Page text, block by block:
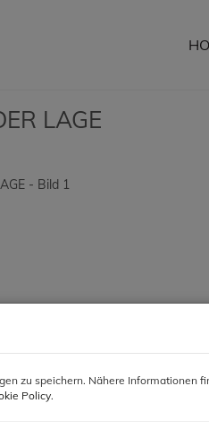
LAGE
zu speichern. Nähere Informationen
Policy.